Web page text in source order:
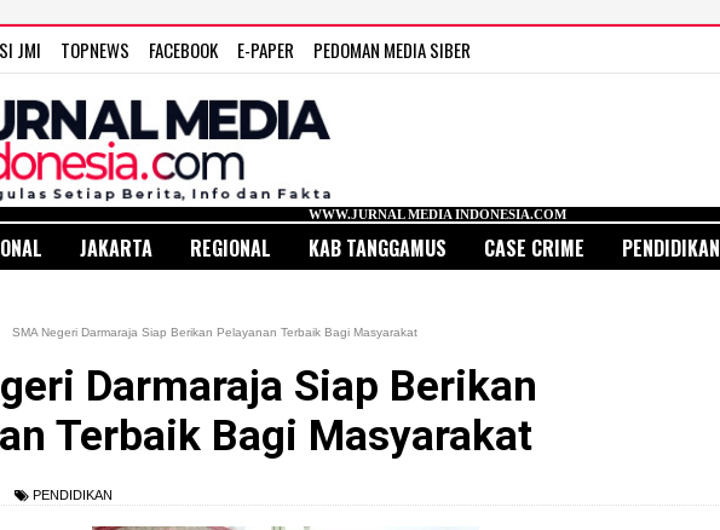
JMI TOPNEWS FACEBOOK E-PAPER PEDOMAN MEDIA SIBER
WWW.JURNAL MEDIA INDONESIA.COM
JAKARTA REGIONAL KAB TANGGAMUS CASE CRIME PENDIDIKAN
SMA Negeri Darmaraja Siap Berikan Pelayanan Terbaik Bagi Masyarakat
Darmaraja Siap Berikan
Terbaik Bagi Masyarakat
PENDIDIKAN